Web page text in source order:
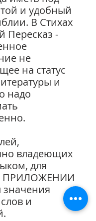
и удобный
В Стихах
Пересказ -
не
на статус
и
надо
владеющих
для
ПРИЛОЖЕНИИ
и